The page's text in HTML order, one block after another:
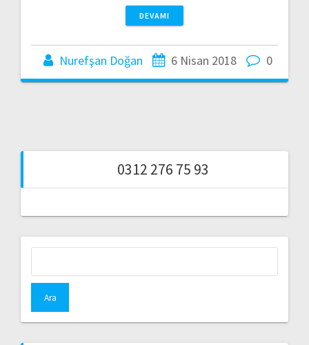
DEVAMI
Nurefşan Doğan 6 Nisan 2018 0
0312 276 75 93